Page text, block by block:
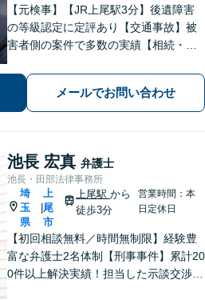
【元検事】【JR上尾駅3分】後遺障害
の等級認定に定評あり【交通事故】被
害者側の案件で多数の実績【相続・遺
【刑事事件】検事経験・豊富な実績、
スピーディーな接見が強み、上尾警察
署5分【初回面談30分無料】
メールでお問い合わせ
池長 宏真 弁護士
池長・田部法律事務所
埼
玉
県
上
尾
市
上尾駅から
徒歩3分
営業時間：本
日定休日
【初回相談無料／時間無制限】経験豊
富な弁護士2名体制【刑事事件】累計20
0件以上解決実績！担当した示談交渉の